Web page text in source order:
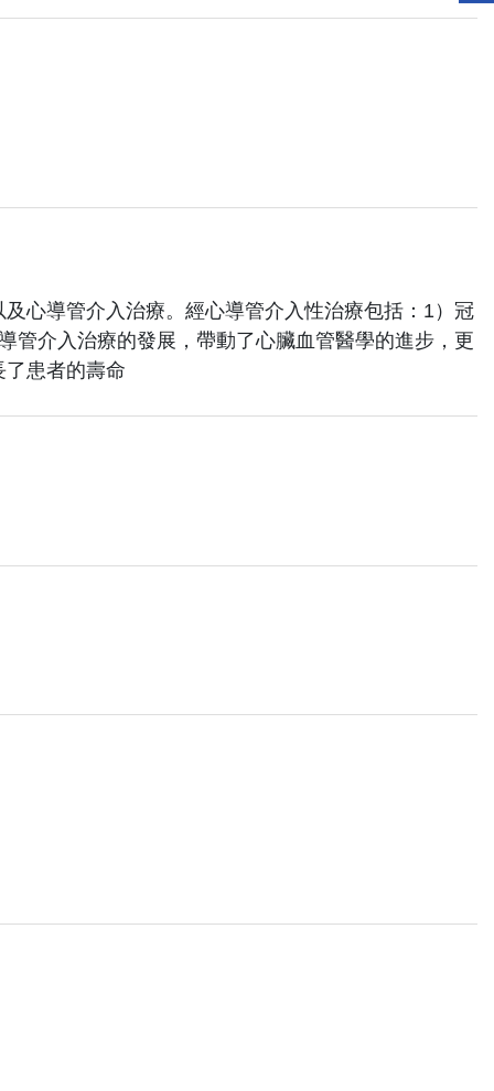
心導管介入治療。經心導管介入性治療包括：1）冠
管介入治療的發展，帶動了心臟血管醫學的進步，更
患者的壽命